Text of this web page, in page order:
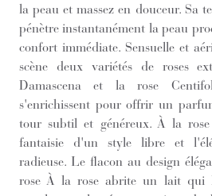
la peau et massez en douceur. Sa
pénètre instantanément la peau
confort immédiate. Sensuelle et
scène deux variétés de roses
Damascena et la rose
s'enrichissent pour offrir un
tour subtil et généreux. À la
fantaisie d'un style libre et
radieuse. Le flacon au design
rose À la rose abrite un lait qui